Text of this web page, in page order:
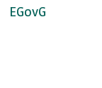
EGovG